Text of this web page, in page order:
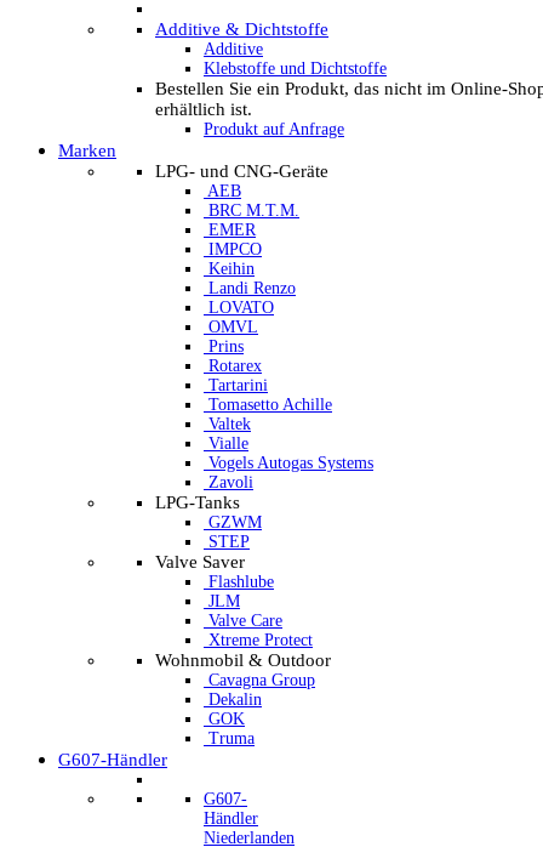
Additive & Dichtstoffe
Additive
Klebstoffe und Dichtstoffe
Bestellen Sie ein Produkt, das nicht im Online-
erhältlich ist.
Produkt auf Anfrage
Marken
LPG- und CNG-Geräte
AEB
BRC M.T.M.
EMER
IMPCO
Keihin
Landi Renzo
LOVATO
OMVL
Prins
Rotarex
Tartarini
Tomasetto Achille
Valtek
Vialle
Vogels Autogas Systems
Zavoli
LPG-Tanks
GZWM
STEP
Valve Saver
Flashlube
JLM
Valve Care
Xtreme Protect
Wohnmobil & Outdoor
Cavagna Group
Dekalin
GOK
Truma
G607-Händler
G607-
Händler
Niederlanden